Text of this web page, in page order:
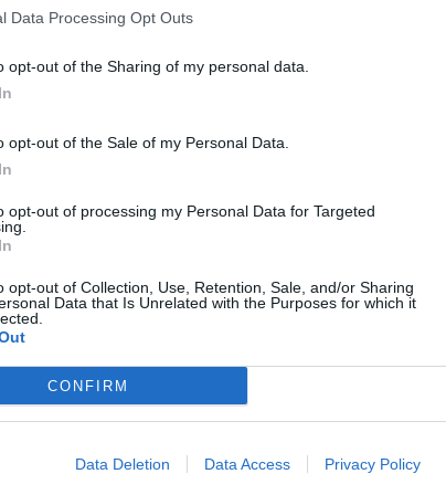
Data Processing Opt Outs
opt-out of the Sharing of my personal data.
opt-out of the Sale of my Personal Data.
opt-out of processing my Personal Data for Targeted
opt-out of Collection, Use, Retention, Sale, and/or Sharing
Data that Is Unrelated with the Purposes for which it
CONFIRM
Data Deletion Data Access Privacy Policy
baterijas galėtume
pasigaminti iš
pačiame Mėnulyje
esančių medžiagų
Mėnulyje pastatyti